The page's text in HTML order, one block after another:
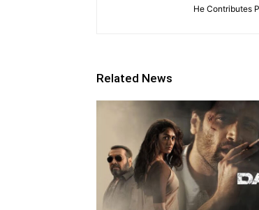
He Contributes
Related News